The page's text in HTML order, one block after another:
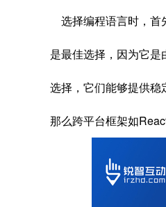
选择编程语言时，首
是最佳选择，因为它
选择，它们能够提供稳
那么跨平台框架如